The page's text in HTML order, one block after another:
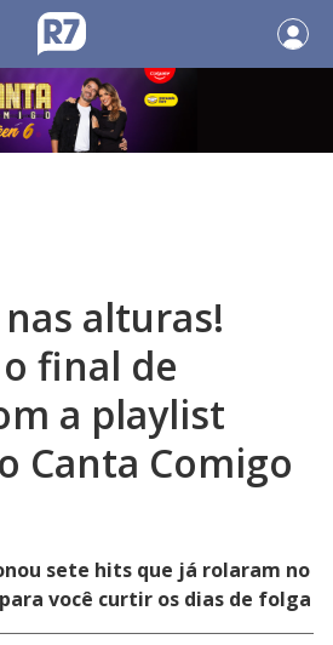
alturas!
final de
a playlist
Canta Comigo
sete hits que já rolaram no
você curtir os dias de folga